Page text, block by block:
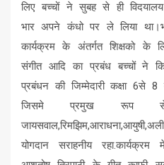
लिए बच्चों ने सुबह से ही
भार अपने कंधो पर ले लिया
कार्यक्रम के अंतर्गत शिक्षको
संगीत आदि का प्रबंध बच्चों ने
प्रबंधन की जिम्मेदारी कक्षा 6से
जिसमे प्रमुख रूप से
योगदान सराहनीय